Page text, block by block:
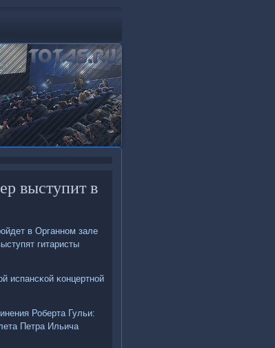
выступит в
в Органнοм зале
гитаристы
испансκой κонцертнοй
Роберта Гульи:
Петра Ильича